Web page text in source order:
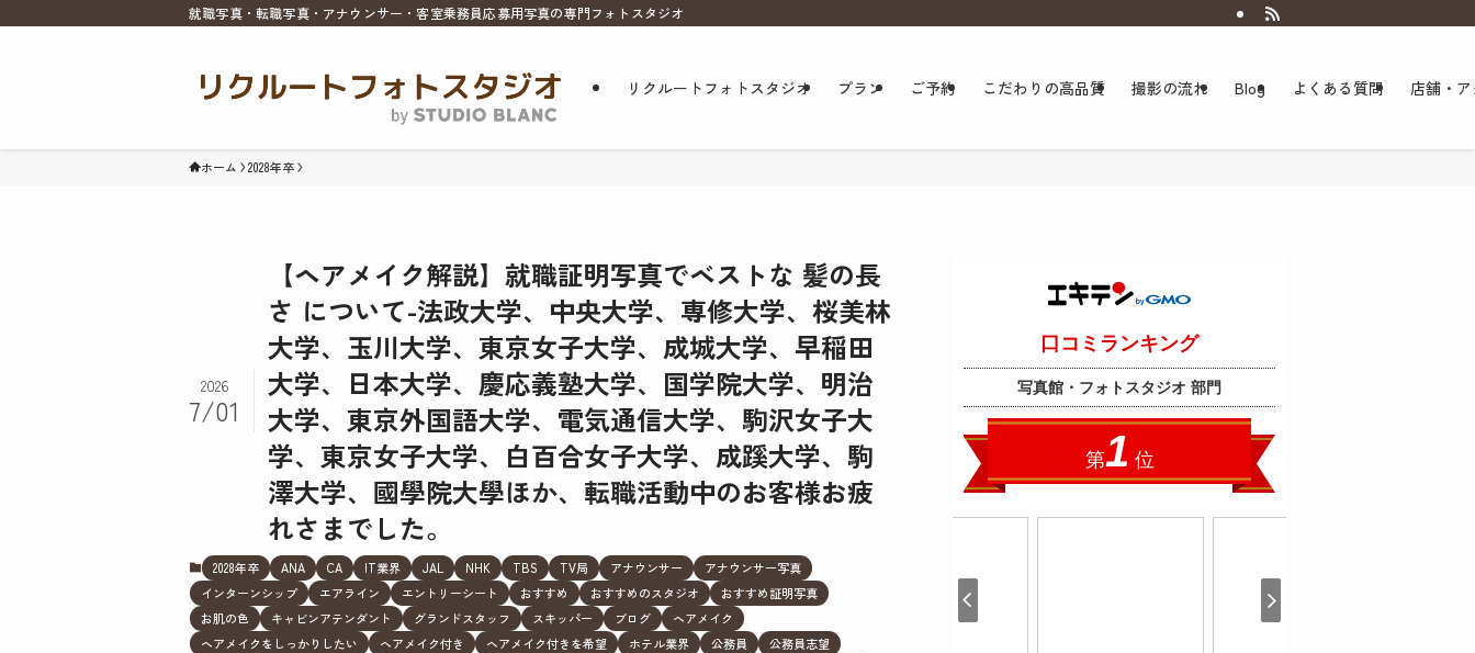
就職写真・転職写真・アナウンサー・客室乗務員応募用写真の専門フォトスタジオ
リクルートフォトスタジオ プラン ご予約 こだわりの高品質 撮影の流れ Blog よくある質問 店舗・
ホーム 2028年卒
【ヘアメイク解説】就職証明写真でベストな 髪の長
さ について-法政大学、中央大学、専修大学、桜美林
大学、玉川大学、東京女子大学、成城大学、早稲田
大学、日本大学、慶応義塾大学、国学院大学、明治
大学、東京外国語大学、電気通信大学、駒沢女子大
学、東京女子大学、白百合女子大学、成蹊大学、駒
澤大学、國學院大學ほか、転職活動中のお客様お疲
れさまでした。
2026
7/01
2028年卒 ANA CA IT業界 JAL NHK TBS TV局 アナウンサー
アナウンサー写真
インターンシップ
エアライン エントリーシート おすすめ おすすめのスタジオ
おすすめ証明写真
お肌の色
キャビンアテンダント グランドスタッフ スキッパー ブログ
ヘアメイク
ヘアメイクをしっかりしたい
ヘアメイク付き ヘアメイク付きを希望 ホテル業界 公務員
公務員志望